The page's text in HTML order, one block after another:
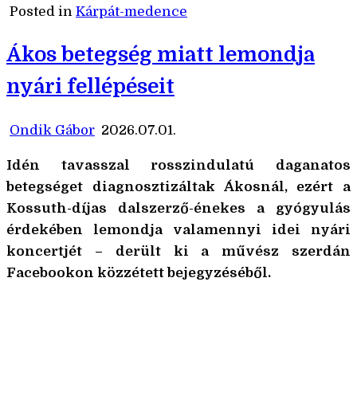
Posted in Kárpát-medence
Ákos betegség miatt lemondja
nyári fellépéseit
Ondik Gábor 2026.07.01.
Idén tavasszal rosszindulatú daganatos
betegséget diagnosztizáltak Ákosnál, ezért a
Kossuth-díjas dalszerző-énekes a gyógyulás
érdekében lemondja valamennyi idei nyári
koncertjét – derült ki a művész szerdán
Facebookon közzétett bejegyzéséből.